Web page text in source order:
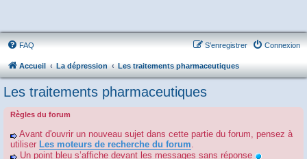
FAQ Connexion
S’enregistrer
Accueil La dépression Les traitements pharmaceutiques
Les traitements pharmaceutiques
Règles du forum
Avant d'ouvrir un nouveau sujet dans cette partie du forum, pensez à
utiliser Les moteurs de recherche du forum.
Un point bleu s’affiche devant les messages sans réponse